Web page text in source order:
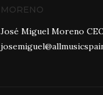
MORENO
José Miguel Moreno